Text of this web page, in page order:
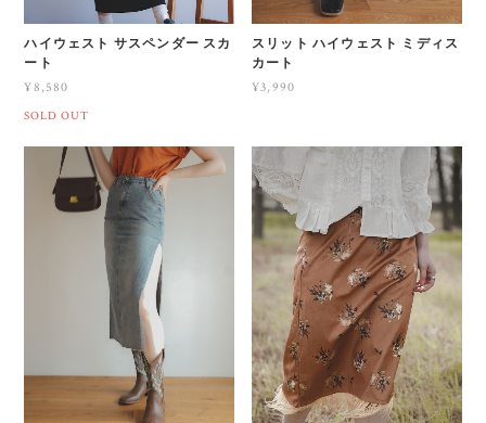
ハイウェスト サスペンダー スカ
ート
¥8,580
SOLD OUT
スリット ハイウェスト ミディス
カート
¥3,990